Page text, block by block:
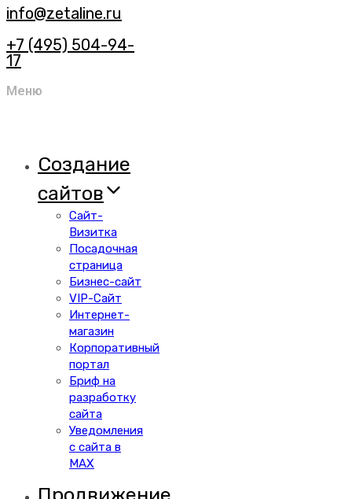
info@zetaline.ru
+7 (495) 504-94-
17
Меню
Создание
сайтов
Сайт-
Визитка
Посадочная
страница
Бизнес-сайт
VIP-Сайт
Интернет-
магазин
Корпоративный
портал
Бриф на
разработку
сайта
Уведомления
с сайта в
MAX